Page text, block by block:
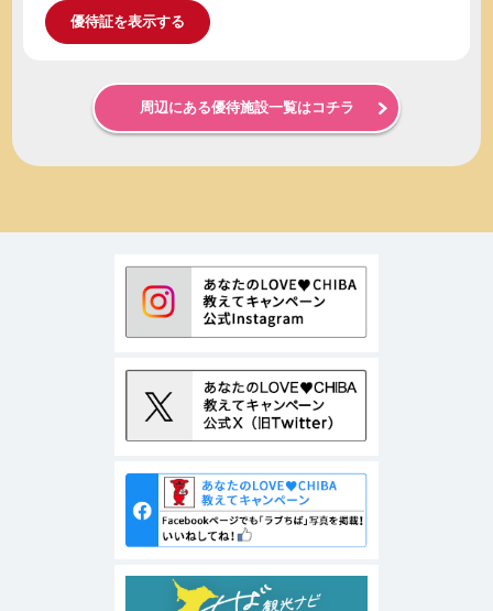
優待証を表示する
周辺にある優待施設一覧はコチラ